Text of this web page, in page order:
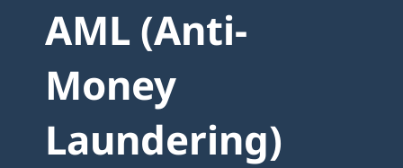
AML (Anti-
Money
Laundering)